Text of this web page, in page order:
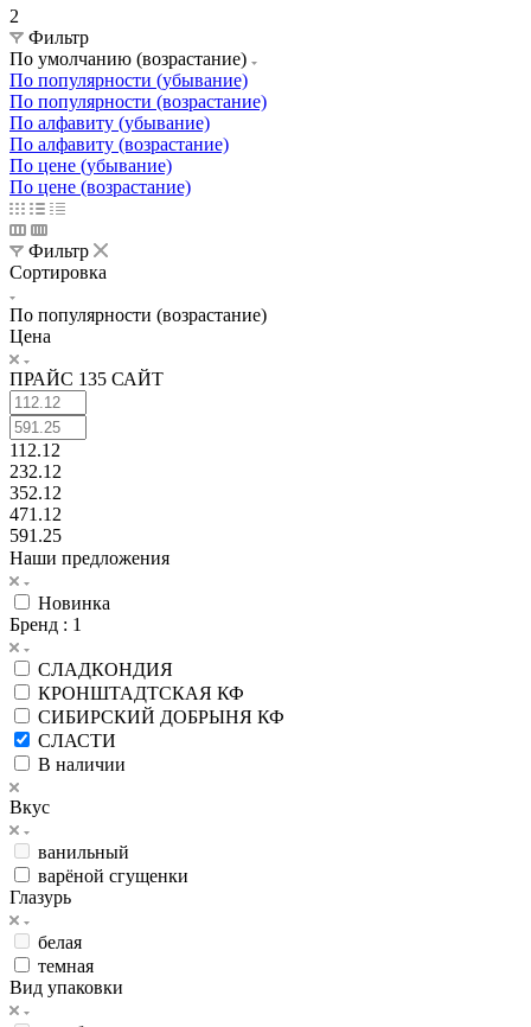
2
Фильтр
По умолчанию (возрастание)
По популярности (убывание)
По популярности (возрастание)
По алфавиту (убывание)
По алфавиту (возрастание)
По цене (убывание)
По цене (возрастание)
Фильтр
Сортировка
По популярности (возрастание)
Цена
ПРАЙС 135 САЙТ
112.12
232.12
352.12
471.12
591.25
Наши предложения
Новинка
Бренд : 1
СЛАДКОНДИЯ
КРОНШТАДТСКАЯ КФ
СИБИРСКИЙ ДОБРЫНЯ КФ
СЛАСТИ
В наличии
Вкус
ванильный
варёной сгущенки
Глазурь
белая
темная
Вид упаковки